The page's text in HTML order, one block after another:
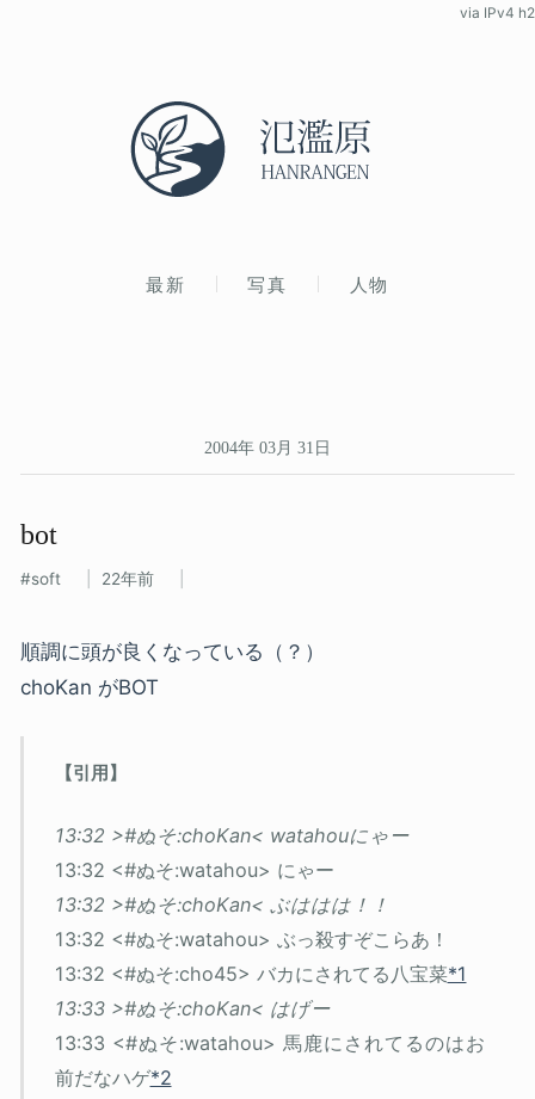
最新 写真 人物
via IPv4 h2
2004年 03月 31日
bot
soft 22年前
順調に頭が良くなっている（？）
choKan がBOT
13:32 >#ぬそ:choKan< watahouにゃー
13:32 <#ぬそ:watahou> にゃー
13:32 >#ぬそ:choKan< ぶははは！！
13:32 <#ぬそ:watahou> ぶっ殺すぞこらあ！
13:32 <#ぬそ:cho45> バカにされてる八宝菜*1
13:33 >#ぬそ:choKan< はげー
13:33 <#ぬそ:watahou> 馬鹿にされてるのはお
前だなハゲ*2